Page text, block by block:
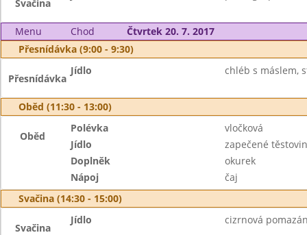
Svačina
Menu Chod
Čtvrtek 20. 7. 2017
Přesnídávka (9:00 - 9:30)
Přesnídávka
Jídlo chléb s máslem,
Oběd (11:30 - 13:00)
Oběd
Polévka
vločková
Jídlo
zapečené
Doplněk
okurek
Nápoj
čaj
Svačina (14:30 - 15:00)
Svačina
Jídlo cizrnová